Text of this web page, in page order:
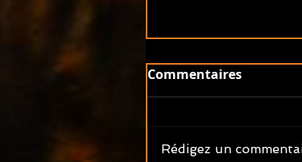
Commentaires
Rédigez un